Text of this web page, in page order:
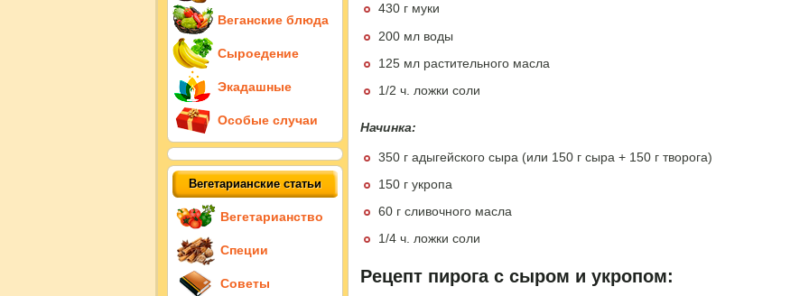
430 г муки
200 мл воды
125 мл растительного масла
1/2 ч. ложки соли
Начинка:
350 г адыгейского сыра (или 150 г сыра + 150 г творога)
150 г укропа
60 г сливочного масла
1/4 ч. ложки соли
Рецепт пирога с сыром и укропом:
Веганские блюда
Сыроедение
Экадашные
Особые случаи
Вегетарианские статьи
Вегетарианство
Специи
Советы